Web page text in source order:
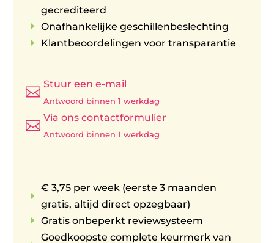
gecrediteerd
E Onafhankelijke geschillenbeslechting
E Klantbeoordelingen voor transparantie

Stuur een e-mail
Antwoord binnen 1 werkdag

Via ons contactformulier
Antwoord binnen 1 werkdag
E
€ 3,75 per week (eerste 3 maanden
gratis, altijd direct opzegbaar)
E Gratis onbeperkt reviewsysteem
Goedkoopste complete keurmerk van